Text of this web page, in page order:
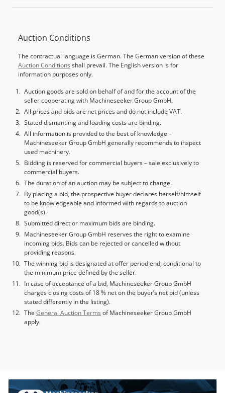
R50/15, 3 ΤΡΟΧΟΙ – CE ΠΙΣΤΟΠΟΙΗΣΗ – ΜΕΤΑΧΕΙΡΙΣΜΕΝΟ
ώρες - Περιλαμβάνει φορτιστή - ΠΛΗΡΕΣ ΜΕ ΕΓΧΕΙΡΙΔΙΟ ΚΑΙ
Auction Conditions
The contractual language is German. The German version of these
Auction Conditions shall prevail. The English version is for
information purposes only.
Auction goods are sold on behalf of and for the account of the
seller cooperating with Machineseeker Group GmbH.
All prices and bids are net prices and do not include VAT.
Stated dismantling and loading costs are binding.
All information is provided to the best of knowledge –
Machineseeker Group GmbH generally recommends to inspect
used machinery.
Bidding is reserved for commercial buyers – sale exclusively to
commercial buyers.
The duration of an auction may be subject to change.
By placing a bid, the prospective buyer declares herself/himself
to be knowledgeable and informed with regards to auction
good(s).
Submitted direct or maximum bids are binding.
Machineseeker Group GmbH reserves the right to examine
incoming bids. Bids can be rejected or cancelled without
providing reasons.
The winning bid is designated at offer period end, conditional to
the minimum price defined by the seller.
In case of acceptance of a bid, Machineseeker Group GmbH
charges closing costs of 18 % net on the buyer’s net bid (unless
stated differently in the listing).
The General Auction Terms of Machineseeker Group GmbH
apply.